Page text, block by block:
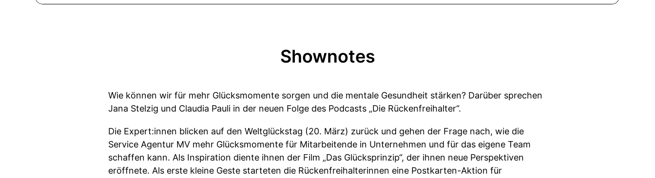
Shownotes
Wie können wir für mehr Glücksmomente sorgen und die mentale Gesundheit stärken? Darüber sprechen
Jana Stelzig und Claudia Pauli in der neuen Folge des Podcasts „Die Rückenfreihalter“.
Die Expert:innen blicken auf den Weltglückstag (20. März) zurück und gehen der Frage nach, wie die
Service Agentur MV mehr Glücksmomente für Mitarbeitende in Unternehmen und für das eigene Team
schaffen kann. Als Inspiration diente ihnen der Film „Das Glücksprinzip“, der ihnen neue Perspektiven
eröffnete. Als erste kleine Geste starteten die Rückenfreihalterinnen eine Postkarten-Aktion für